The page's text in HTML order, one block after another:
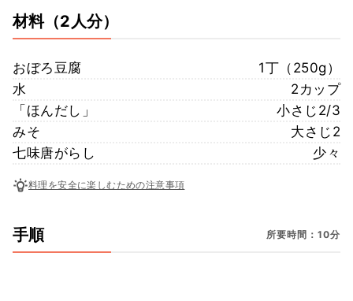
材料（2人分）
おぼろ豆腐
1丁（250g）
水
2カップ
「ほんだし」
小さじ2/3
みそ
大さじ2
七味唐がらし
少々
料理を安全に楽しむための注意事項
手順 所要時間：10分